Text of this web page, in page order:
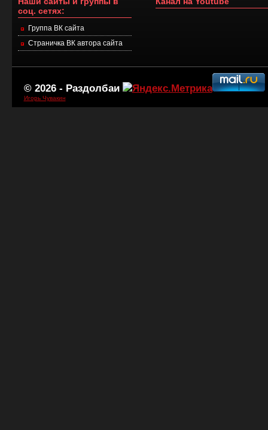
соц. сетях:
Группа ВК сайта
Страничка ВК автора сайта
© 2026 - Раздолбаи
Игорь Чувакин